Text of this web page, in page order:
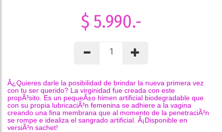
$ 5.990.-
Â¿Quieres darle la posibilidad de brindar la nueva primera vez
con tu ser querido? La virginidad fue creada con este
propÃ³sito. Es un pequeÃ±o himen artificial biodegradable que
con su propia lubricaciÃ³n femenina se adhiere a la vagina
creando una fina membrana que al momento de la penetraciÃ³n
se rompe e idealiza el sangrado artificial. Â¡Disponible en
versiÃ³n sachet!